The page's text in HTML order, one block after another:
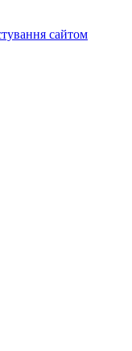
сайтом